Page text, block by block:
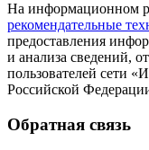
На информационном
рекомендательные
предоставления
и анализа сведений,
пользователей сети
Российской
Обратная связь